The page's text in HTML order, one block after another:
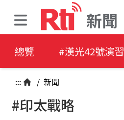
新聞
總覽 #漢光42號演習
::: / 新聞
#印太戰略